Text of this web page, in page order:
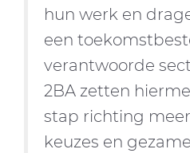
hun werk en
een
verantwoorde
2BA zetten
stap richting
keuzes en